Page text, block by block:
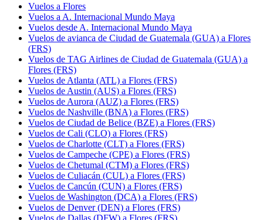
Vuelos a Flores
Vuelos a A. Internacional Mundo Maya
Vuelos desde A. Internacional Mundo Maya
Vuelos de avianca de Ciudad de Guatemala (GUA) a Flores
(FRS)
Vuelos de TAG Airlines de Ciudad de Guatemala (GUA) a
Flores (FRS)
Vuelos de Atlanta (ATL) a Flores (FRS)
Vuelos de Austin (AUS) a Flores (FRS)
Vuelos de Aurora (AUZ) a Flores (FRS)
Vuelos de Nashville (BNA) a Flores (FRS)
Vuelos de Ciudad de Belice (BZE) a Flores (FRS)
Vuelos de Cali (CLO) a Flores (FRS)
Vuelos de Charlotte (CLT) a Flores (FRS)
Vuelos de Campeche (CPE) a Flores (FRS)
Vuelos de Chetumal (CTM) a Flores (FRS)
Vuelos de Culiacán (CUL) a Flores (FRS)
Vuelos de Cancún (CUN) a Flores (FRS)
Vuelos de Washington (DCA) a Flores (FRS)
Vuelos de Denver (DEN) a Flores (FRS)
Vuelos de Dallas (DFW) a Flores (FRS)